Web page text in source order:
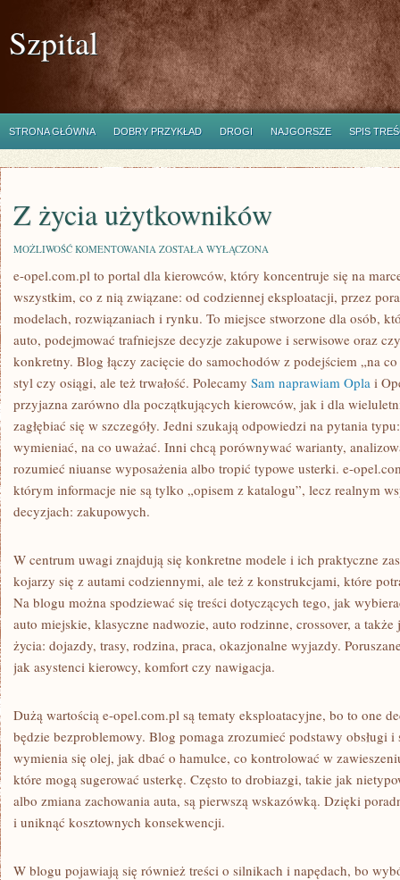
Szpital
STRONA GŁÓWNA DOBRY PRZYKŁAD DROGI NAJGORSZE SPIS
Z życia użytkowników
MOŻLIWOŚĆ KOMENTOWANIA Z
UŻYTKOWNIKÓW
ZOSTAŁA WYŁĄCZONA
e-opel.com.pl to portal dla kierowców, który koncentruje się na
wszystkim, co z nią związane: od codziennej eksploatacji, przez
modelach, rozwiązaniach i rynku. To miejsce stworzone dla osób,
auto, podejmować trafniejsze decyzje zakupowe i serwisowe oraz
konkretny. Blog łączy zacięcie do samochodów z podejściem „na
styl czy osiągi, ale też trwałość. Polecamy Sam naprawiam Opla i
przyjazna zarówno dla początkujących kierowców, jak i dla
zagłębiać się w szczegóły. Jedni szukają odpowiedzi na pytania
wymieniać, na co uważać. Inni chcą porównywać warianty,
rozumieć niuanse wyposażenia albo tropić typowe usterki. e-
którym informacje nie są tylko „opisem z katalogu”, lecz realnym
decyzjach: zakupowych.
W centrum uwagi znajdują się konkretne modele i ich praktyczne
kojarzy się z autami codziennymi, ale też z konstrukcjami, które
Na blogu można spodziewać się treści dotyczących tego, jak
auto miejskie, klasyczne nadwozie, auto rodzinne, crossover, a
życia: dojazdy, trasy, rodzina, praca, okazjonalne wyjazdy.
jak asystenci kierowcy, komfort czy nawigacja.
Dużą wartością e-opel.com.pl są tematy eksploatacyjne, bo to one
będzie bezproblemowy. Blog pomaga zrozumieć podstawy obsługi
wymienia się olej, jak dbać o hamulce, co kontrolować w
które mogą sugerować usterkę. Często to drobiazgi, takie jak
albo zmiana zachowania auta, są pierwszą wskazówką. Dzięki
i uniknąć kosztownych konsekwencji.
W blogu pojawiają się również treści o silnikach i napędach, bo